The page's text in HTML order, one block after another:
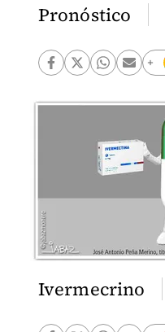
Pronóstico
Ivermecrino